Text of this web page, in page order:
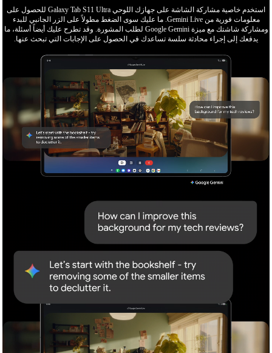
استخدم خاصية مشاركة الشاشة على جهازك اللوحي Galaxy Tab S11 Ultra للحصول على
معلومات فورية من Gemini Live. ما عليك سوى الضغط مطولاً على الزر الجانبي للبدء
ومشاركة شاشتك مع ميزة Google Gemini لطلب المشورة. وقد تطرح عليك أيضاً أسئلة، ما
يدفعك إلى إجراء محادثة سلسة تساعدك في الحصول على الإجابات التي تبحث عنها.